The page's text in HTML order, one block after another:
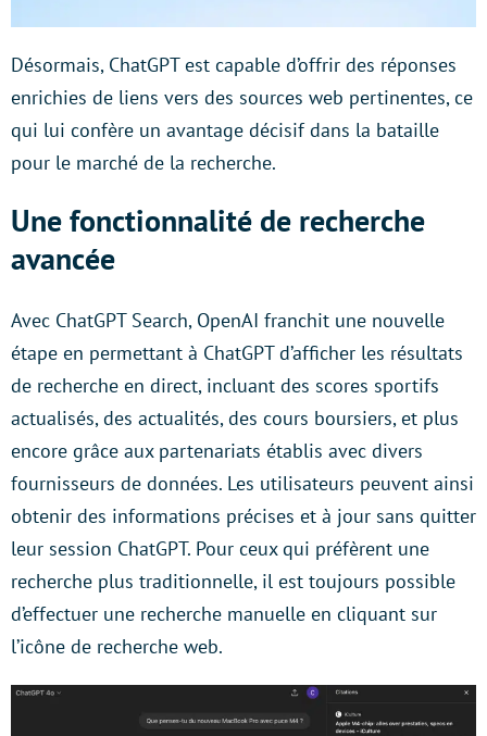
Désormais, ChatGPT est capable d’offrir des réponses
enrichies de liens vers des sources web pertinentes, ce
qui lui confère un avantage décisif dans la bataille
pour le marché de la recherche.
Une fonctionnalité de recherche
avancée
Avec ChatGPT Search, OpenAI franchit une nouvelle
étape en permettant à ChatGPT d’afficher les résultats
de recherche en direct, incluant des scores sportifs
actualisés, des actualités, des cours boursiers, et plus
encore grâce aux partenariats établis avec divers
fournisseurs de données. Les utilisateurs peuvent ainsi
obtenir des informations précises et à jour sans quitter
leur session ChatGPT. Pour ceux qui préfèrent une
recherche plus traditionnelle, il est toujours possible
d’effectuer une recherche manuelle en cliquant sur
l’icône de recherche web.